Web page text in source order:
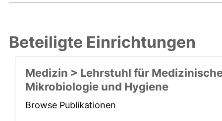
Beteiligte Einrichtungen
Medizin > Lehrstuhl für
Mikrobiologie und Hygiene
Browse Publikationen